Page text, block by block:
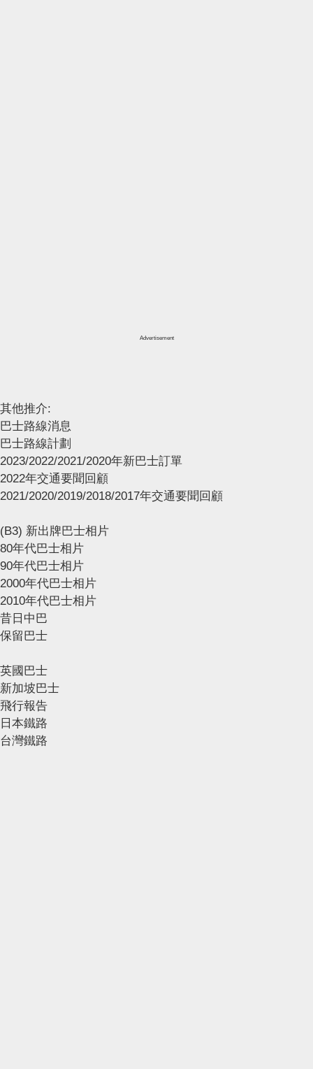
Advertisement
其他推介:
巴士路線消息
巴士路線計劃
2023/2022/2021/2020年新巴士訂單
2022年交通要聞回顧
2021/2020/2019/2018/2017年交通要聞回顧
(B3) 新出牌巴士相片
80年代巴士相片
90年代巴士相片
2000年代巴士相片
2010年代巴士相片
昔日中巴
保留巴士
英國巴士
新加坡巴士
飛行報告
日本鐵路
台灣鐵路